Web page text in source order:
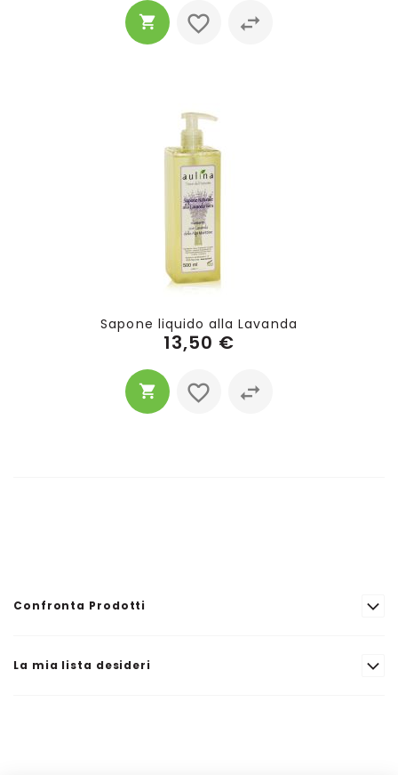
Sapone liquido alla Lavanda
13,50 €
Confronta Prodotti
La mia lista desideri